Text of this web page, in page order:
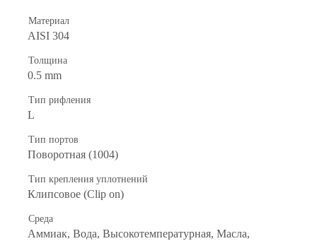
Материал
AISI 304
Толщина
0.5 mm
Тип рифления
L
Тип портов
Поворотная (1004)
Тип крепления уплотнений
Клипсовое (Clip on)
Среда
Аммиак, Вода, Высокотемпературная, Масла,